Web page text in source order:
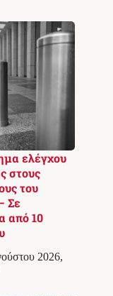
ελέγχου
στους
του
Σε
από 10
2026,